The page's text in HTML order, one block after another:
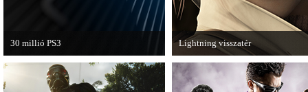
Lightning visszatér
Megjött a Lightning Returns:
Fantasy XIII című játék első
30 millió PS3
A PAL régióban a PS3 átlépte a 30
milliós eladott darabszámot.